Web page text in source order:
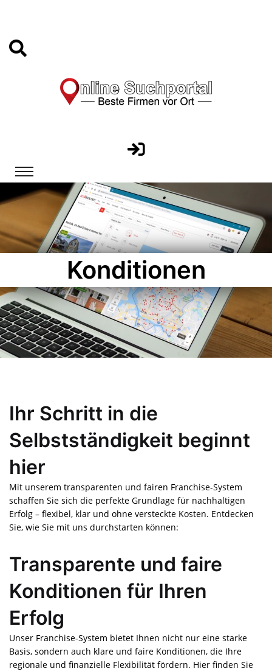
Konditionen
Ihr Schritt in die
Selbstständigkeit beginnt
hier
Mit unserem transparenten und fairen Franchise-System
schaffen Sie sich die perfekte Grundlage für nachhaltigen
Erfolg – flexibel, klar und ohne versteckte Kosten. Entdecken
Sie, wie Sie mit uns durchstarten können:
Transparente und faire
Konditionen für Ihren
Erfolg
Unser Franchise-System bietet Ihnen nicht nur eine starke
Basis, sondern auch klare und faire Konditionen, die Ihre
regionale und finanzielle Flexibilität fördern. Hier finden Sie